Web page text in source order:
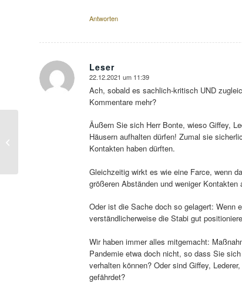
Antworten
Leser
sagte:
22.12.2021 um 11:39
Ach, sobald es sachlich-kritisch UND
Kommentare mehr?
Äußern Sie sich Herr Bonte, wieso Giffey,
Häusern aufhalten dürfen! Zumal sie
Kontakten haben dürften.
Gleichzeitig wirkt es wie eine Farce, wenn
größeren Abständen und weniger
Oder ist die Sache doch so gelagert: Wenn
verständlicherweise die Stabi gut
Wir haben immer alles mitgemacht:
Pandemie etwa doch nicht, so dass Sie sich
verhalten können? Oder sind Giffey,
gefährdet?